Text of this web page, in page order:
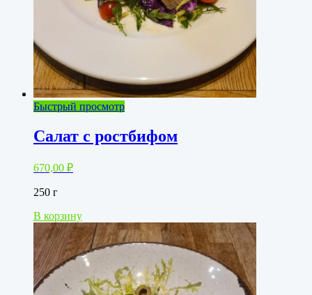
Быстрый просмотр
Салат с ростбифом
670,00 ₽
250 г
В корзину